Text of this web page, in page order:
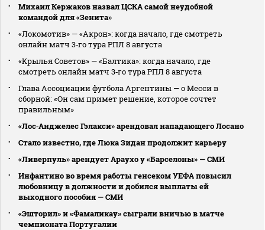
Михаил Кержаков назвал ЦСКА самой неудобной
командой для «Зенита»
«Локомотив» — «Акрон»: когда начало, где смотреть
онлайн матч 3‑го тура РПЛ 8 августа
«Крылья Советов» — «Балтика»: когда начало, где
смотреть онлайн матч 3‑го тура РПЛ 8 августа
Глава Ассоциации футбола Аргентины — о Месси в
сборной: «Он сам примет решение, которое сочтет
правильным»
«Лос‑Анджелес Гэлакси» арендовал нападающего Лосано
Стало известно, где Люка Зидан продолжит карьеру
«Ливерпуль» арендует Араухо у «Барселоны» — СМИ
Инфантино во время работы генсеком УЕФА повысил
любовницу в должности и добился выплаты ей
выходного пособия — СМИ
«Эшторил» и «Фамаликау» сыграли вничью в матче
чемпионата Португалии